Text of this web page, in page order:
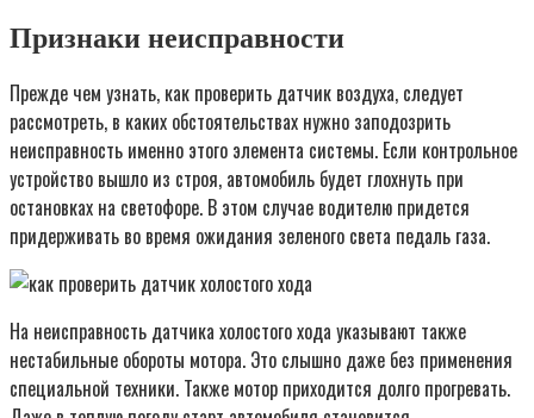
Признаки неисправности
Прежде чем узнать, как проверить датчик воздуха, следует
рассмотреть, в каких обстоятельствах нужно заподозрить
неисправность именно этого элемента системы. Если контрольное
устройство вышло из строя, автомобиль будет глохнуть при
остановках на светофоре. В этом случае водителю придется
придерживать во время ожидания зеленого света педаль газа.
На неисправность датчика холостого хода указывают также
нестабильные обороты мотора. Это слышно даже без применения
специальной техники. Также мотор приходится долго прогревать.